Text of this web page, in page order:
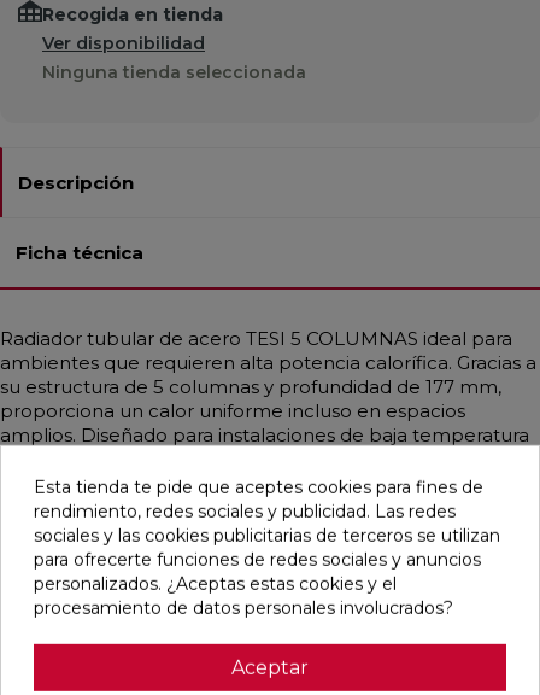
Recogida en tienda
Ver disponibilidad
Ninguna tienda seleccionada
Descripción
Ficha técnica
Radiador tubular de acero TESI 5 COLUMNAS ideal para
ambientes que requieren alta potencia calorífica. Gracias a
su estructura de 5 columnas y profundidad de 177 mm,
proporciona un calor uniforme incluso en espacios
amplios. Diseñado para instalaciones de baja temperatura
Disponible en diferentes medidas, con potencias que
alcanzan hasta 3708 W. Incluye soportes universales del
mismo color, purgador y tapón ciego. Acabado en Blanco
Estándar o personalizable con colores RAL y Acabados
Irsap. Ideal para hogares, oficinas y espacios públicos
gracias a su diseño funcional y elegante.
Esta tienda te pide que aceptes cookies para fines de
rendimiento, redes sociales y publicidad. Las redes
sociales y las cookies publicitarias de terceros se utilizan
para ofrecerte funciones de redes sociales y anuncios
personalizados. ¿Aceptas estas cookies y el
procesamiento de datos personales involucrados?
Aceptar